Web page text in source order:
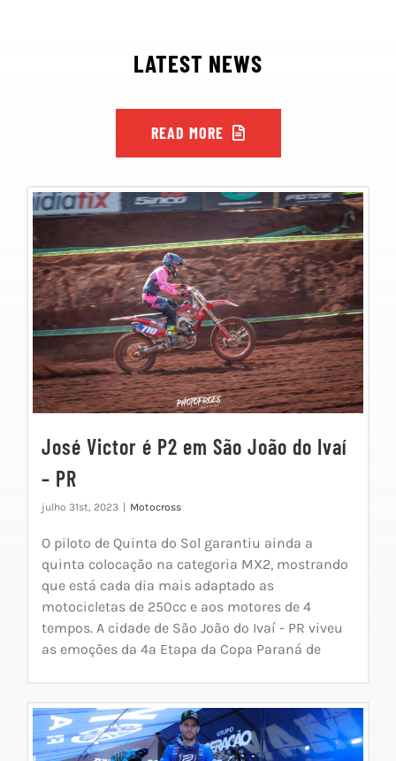
LATEST NEWS
READ MORE
José Victor é P2 em São João do Ivaí
– PR
julho 31st, 2023 | Motocross
O piloto de Quinta do Sol garantiu ainda a
quinta colocação na categoria MX2, mostrando
que está cada dia mais adaptado as
motocicletas de 250cc e aos motores de 4
tempos. A cidade de São João do Ivaí - PR viveu
as emoções da 4ª Etapa da Copa Paraná de